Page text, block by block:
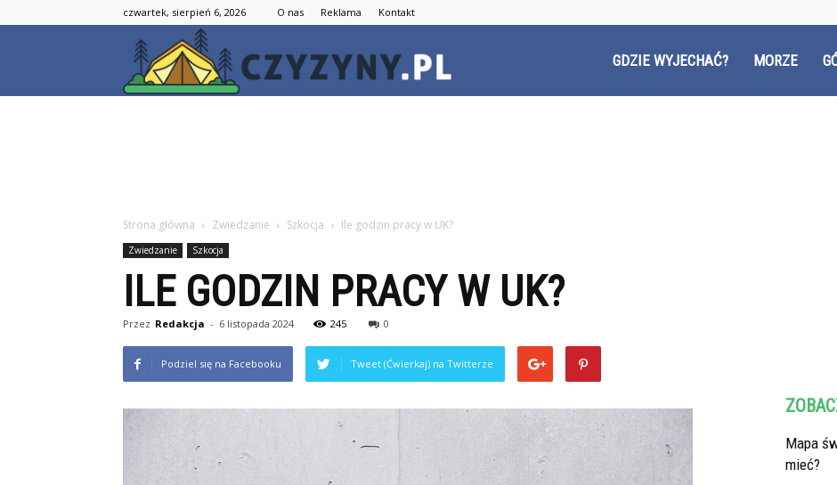
czwartek, sierpień 6, 2026 O nas Reklama Kontakt
GDZIE WYJECHAĆ? MORZE
Strona główna Zwiedzanie Szkocja Ile godzin pracy w UK?
Zwiedzanie Szkocja
ILE GODZIN PRACY W UK?
Przez Redakcja - 6 listopada 2024 245 0
Podziel się na Facebooku Tweet (Ćwierkaj) na Twitterze
Mapa
mieć?